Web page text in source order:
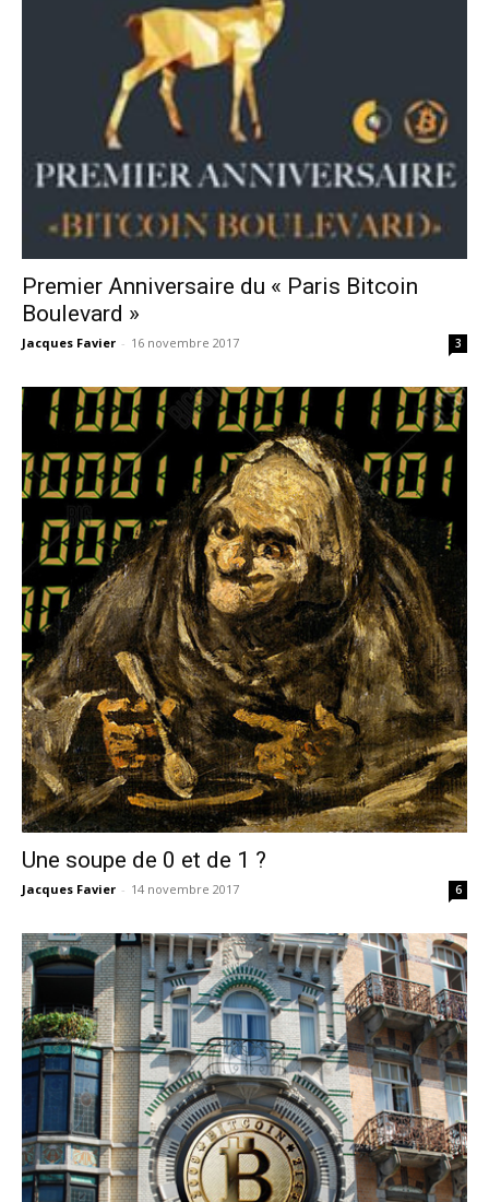
Premier Anniversaire du « Paris Bitcoin
Boulevard »
Jacques Favier - 16 novembre 2017 3
Une soupe de 0 et de 1 ?
Jacques Favier - 14 novembre 2017 6